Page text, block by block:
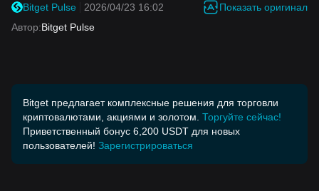
Bitget Pulse 2026/04/23 16:02
Показать оригинал
Автор:Bitget Pulse
Bitget предлагает комплексные решения для торговли
криптовалютами, акциями и золотом. Торгуйте сейчас!
Приветственный бонус 6,200 USDT для новых
пользователей! Зарегистрироваться